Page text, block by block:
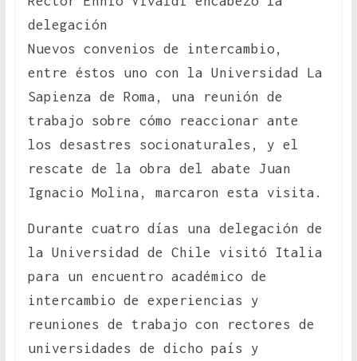
delegación
Nuevos convenios de intercambio,
entre éstos uno con la Universidad La
Sapienza de Roma, una reunión de
trabajo sobre cómo reaccionar ante
los desastres socionaturales, y el
rescate de la obra del abate Juan
Ignacio Molina, marcaron esta visita.
Durante cuatro días una delegación de
la Universidad de Chile visitó Italia
para un encuentro académico de
intercambio de experiencias y
reuniones de trabajo con rectores de
universidades de dicho país y